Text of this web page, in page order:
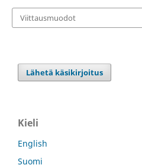
Viittausmuodot
Lähetä käsikirjoitus
Kieli
English
Suomi